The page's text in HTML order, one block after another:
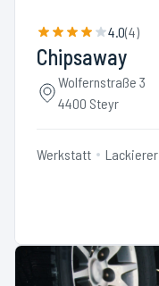
4.0(4)
Chipsaway
Wolfernstraße 3
4400 Steyr
Werkstatt Lackierer